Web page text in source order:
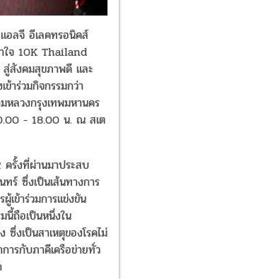
อลจี อีเลคทรอนิคส์
ใจ 10K Thailand
สังคมสุขภาพดี และ
าร่วมกิจกรรมกว่า
ลวงกรุงเทพมหานคร
- 18.00 น. ณ สเต
รั้งที่ผ่านมาประสบ
ร์ ซึ่งเป็นเส้นทางการ
ข้าร่วมการแข่งขัน
นี้ถือเป็นหนึ่งใน
งเป็นสาเหตุของโรคไม่
ารกับภาคีเครือข่ายทั่ว